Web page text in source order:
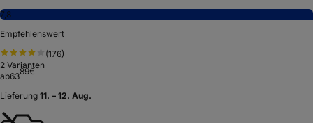
7,8
Empfehlenswert
(176)
2 Varianten
ab6389€
Lieferung 11. – 12. Aug.